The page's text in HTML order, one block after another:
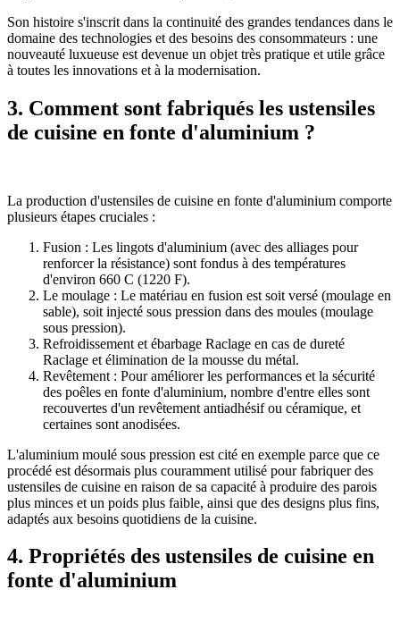
Son histoire s'inscrit dans la continuité des grandes tendances dans le
domaine des technologies et des besoins des consommateurs : une
nouveauté luxueuse est devenue un objet très pratique et utile grâce
à toutes les innovations et à la modernisation.
3. Comment sont fabriqués les ustensiles
de cuisine en fonte d'aluminium ?
La production d'ustensiles de cuisine en fonte d'aluminium comporte
plusieurs étapes cruciales :
Fusion : Les lingots d'aluminium (avec des alliages pour
renforcer la résistance) sont fondus à des températures
d'environ 660 C (1220 F).
Le moulage : Le matériau en fusion est soit versé (moulage en
sable), soit injecté sous pression dans des moules (moulage
sous pression).
Refroidissement et ébarbage Raclage en cas de dureté
Raclage et élimination de la mousse du métal.
Revêtement : Pour améliorer les performances et la sécurité
des poêles en fonte d'aluminium, nombre d'entre elles sont
recouvertes d'un revêtement antiadhésif ou céramique, et
certaines sont anodisées.
L'aluminium moulé sous pression est cité en exemple parce que ce
procédé est désormais plus couramment utilisé pour fabriquer des
ustensiles de cuisine en raison de sa capacité à produire des parois
plus minces et un poids plus faible, ainsi que des designs plus fins,
adaptés aux besoins quotidiens de la cuisine.
4. Propriétés des ustensiles de cuisine en
fonte d'aluminium